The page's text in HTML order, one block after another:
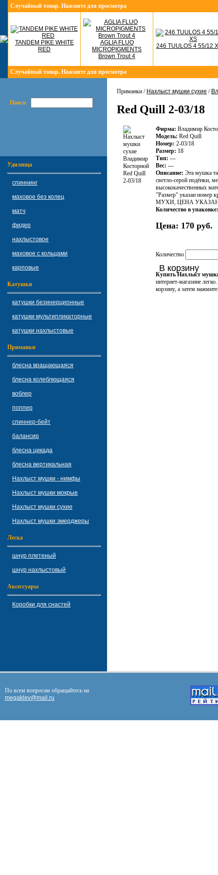
Случайный товар. Нажмите для просмотра
TANDEM PIKE WHITE
RED
AGLIA FLUO
MICROPIGMENTS
Brown Trout 4
246 TUULOS 4 55/12
Случайный товар. Нажмите для просмотра
Поиск
Удилища
спиннинг
маховое без колец
матч
фидер
нахлыстовое
маховое с кольцами
карповые
Катушки
катушки безинерционные
катушки мультипликаторные
катушки нахлыстовые
Приманки
блесна вращающаяся
блесна колеблющаяся
воблер
поппер
спиннер-бейт
балансир
блесна цикада
блесна вертикальная
Нахлыст мушки - нимфы
Нахлыст мушки мокрые
Нахлыст мушки сухие
Нахлыст мушки эмерджеры
Леска
шнур плетеный
шнур нахлыстовый
Аксессуары
Коробки для снастей
Приманки / Нахлыст мушки сухие /
Red Quill 2-03/18
Фирма: Владимир
Модель: Red Quill
Номер: 2-03/18
Размер: 18
Тип: ---
Вес: ---
Описание: Эта мушка
светло-серой подёнки,
высококачественных
"Размер" указан номер
МУХИ, ЦЕНА
Количество в упаковке:
Цена: 170 руб.
Количество
В корзину
Купить Нахлыст
интернет-магазине
корзину, а затем
По всем вопросам обращайтесь на
megaklev@mail.ru